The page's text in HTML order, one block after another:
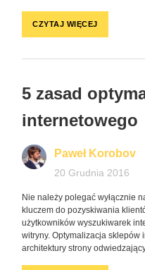
CZYTAJ WIĘCEJ
5 zasad
internetowego
Paweł Korobov
20 Grudnia 2016
Nie należy polegać wyłącznie
kluczem do pozyskiwania
użytkowników wyszukiwarek
witryny. Optymalizacja
architektury strony